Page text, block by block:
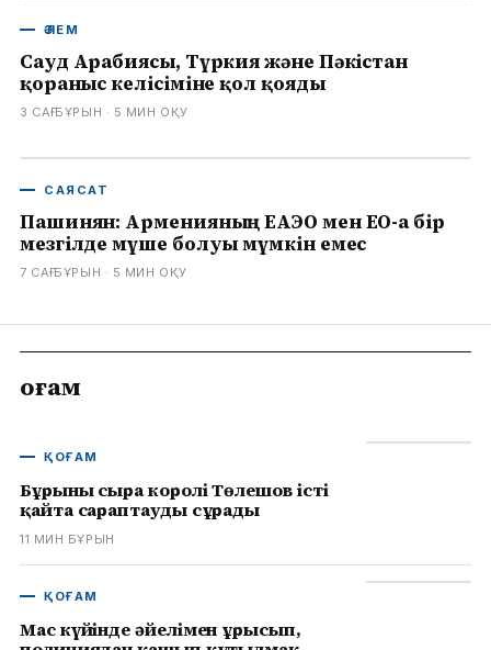
ӘЛЕМ
Сауд Арабиясы, Түркия және Пәкістан
қорғаныс келісіміне қол қояды
3 САҒ БҰРЫН · 5 МИН ОҚУ
САЯСАТ
Пашинян: Арменияның ЕАЭО мен ЕО-ға бір
мезгілде мүше болуы мүмкін емес
7 САҒ БҰРЫН · 5 МИН ОҚУ
Қоғам
ҚОҒАМ
Бұрынғы сыра королі Төлешов істі
қайта сараптауды сұрады
11 МИН БҰРЫН
ҚОҒАМ
Мас күйінде әйелімен ұрысып,